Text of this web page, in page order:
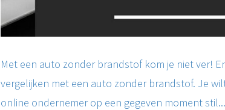
Met een auto zonder brandstof kom je niet ver!
vergelijken met een auto zonder brandstof. Je
online ondernemer op een gegeven moment stil...